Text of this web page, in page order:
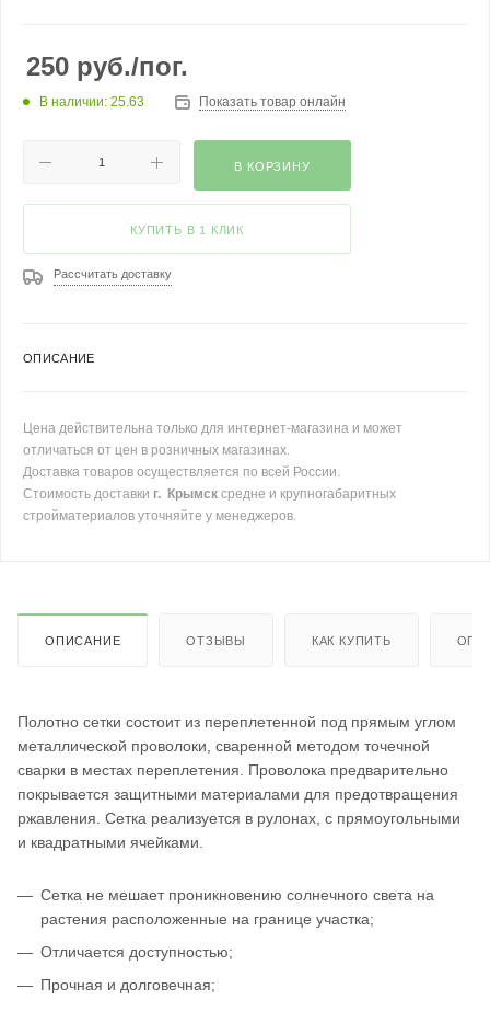
250 руб./пог.
В наличии: 25.63 Показать товар онлайн
В КОРЗИНУ
КУПИТЬ В 1 КЛИК
Рассчитать доставку
ОПИСАНИЕ
Цена действительна только для интернет-магазина и может
отличаться от цен в розничных магазинах.
Доставка товаров осуществляется по всей России.
Стоимость доставки г. Крымск средне и крупногабаритных
стройматериалов уточняйте у менеджеров.
ОПИСАНИЕ ОТЗЫВЫ КАК КУПИТЬ
Полотно сетки состоит из переплетенной под прямым углом
металлической проволоки, сваренной методом точечной
сварки в местах переплетения. Проволока предварительно
покрывается защитными материалами для предотвращения
ржавления. Сетка реализуется в рулонах, с прямоугольными
и квадратными ячейками.
Сетка не мешает проникновению солнечного света на
растения расположенные на границе участка;
Отличается доступностью;
Прочная и долговечная;